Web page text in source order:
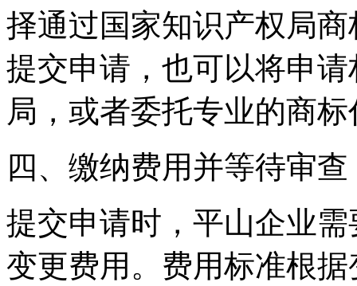
择通过国家知识产权局
提交申请，也可以将申
局，或者委托专业的商
四、缴纳费用并等待审查
提交申请时，平山企业
变更费用。费用标准根